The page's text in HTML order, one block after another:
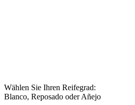
Wählen Sie Ihren Reifegrad:
Blanco, Reposado oder Añejo